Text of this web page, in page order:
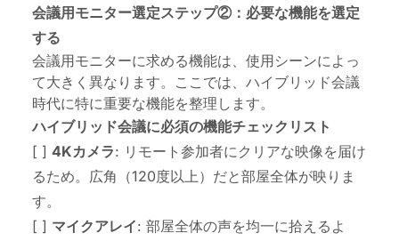
会議用モニター選定ステップ②：必要な機能を選定
する
会議用モニターに求める機能は、使用シーンによっ
て大きく異なります。ここでは、ハイブリッド会議
時代に特に重要な機能を整理します。
ハイブリッド会議に必須の機能チェックリスト
[ ] 4Kカメラ: リモート参加者にクリアな映像を届け
るため。広角（120度以上）だと部屋全体が映りま
す。
[ ] マイクアレイ: 部屋全体の声を均一に拾えるよ